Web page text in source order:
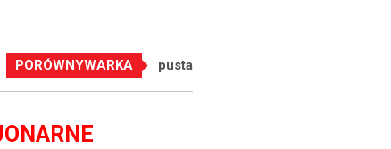
PORÓWNYWARKA pusta